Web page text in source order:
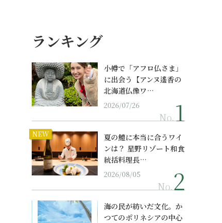
ランキング
小樽で「アフロ仏さま」
に出会う【アンヌ遙香の
北海道仏像ワ…
2026/07/26
No.
NEW
夏の鱧に本当に合うワイ
ンは？ 星野リゾート和食
統括料理長…
2026/08/05
No.
海の民が紡いだ文化。か
つてのポリネシアの中心